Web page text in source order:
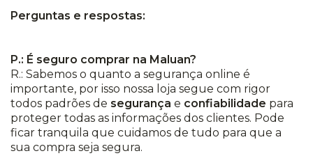
Perguntas e respostas:
P.: É seguro comprar na Maluan?
R.: Sabemos o quanto a segurança online é
importante, por isso nossa loja segue com rigor
todos padrões de segurança e confiabilidade para
proteger todas as informações dos clientes. Pode
ficar tranquila que cuidamos de tudo para que a
sua compra seja segura.